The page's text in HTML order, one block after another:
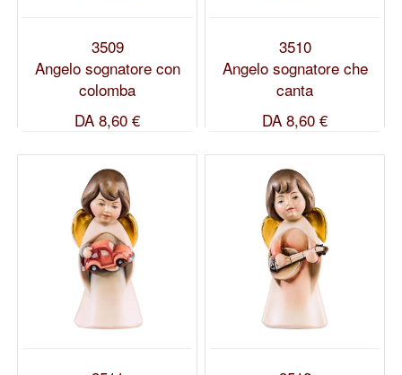
3509
Angelo sognatore con
colomba
DA 8,60 €
3510
Angelo sognatore che
canta
DA 8,60 €